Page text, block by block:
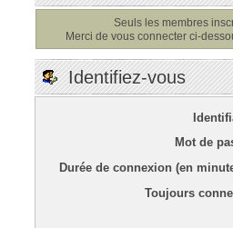
Seuls les membres
Merci de vous connecter ci-
Identifiez-vous
Mot de
Durée de connexion (en
Toujours